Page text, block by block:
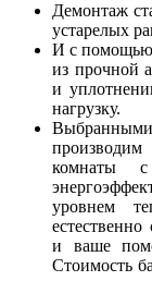
Демонтаж
устарелых
И с помощью
из прочной
и
нагрузку.
Выбранными
комнаты
уровнем
и ваше
Стоимость